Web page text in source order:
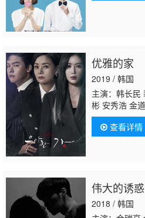
优雅的家
2019 / 韩国
主演：韩长民
彬 安秀浩 金
宇 张瑞京 朴
书 孔贤珠 卡
查看详情
伟大的诱
2018 / 韩国